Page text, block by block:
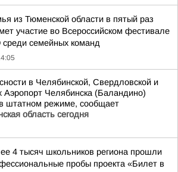
из Тюменской области в пятый раз
участие во Всероссийском фестивале
среди семейных команд
в Челябинской, Свердловской и
Аэропорт Челябинска (Баландино)
штатном режиме, сообщает
область сегодня
4 тысяч школьников региона прошли
пробы проекта «Билет в